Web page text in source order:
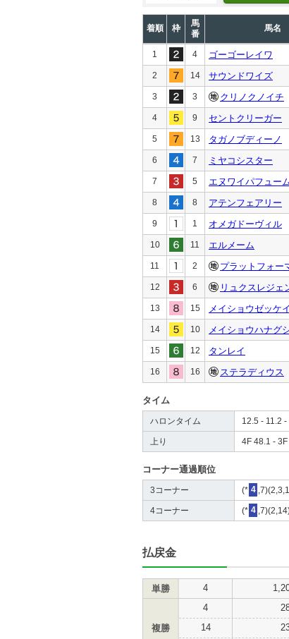
着順 枠
馬
番
馬名
1 4 ゴーゴーレイワ
2 14 サウンドワイズ
3 3 クリノクノイチ
4 9 セントクリーガー
5 13 タガノブディーノ
6 7 ミヤコシスター
7 5 エヌワイパフュー
8 8 アテンフェアリー
9 1 オメガドーヴィル
10 11 エルメーム
11 2 プラットフォー
12 6 リュクスレジェ
13 15 メイショウゼッケイ
14 10 メイショウハナグ
15 12 タンレイ
16 16 ステラディウス
タイム
ハロンタイム 12.5 - 11.2
上り 4F 48.1 -
コーナー通過順位
3コーナー (* 4
4コーナー (* 4
払戻金
単勝 4
複勝
4
14